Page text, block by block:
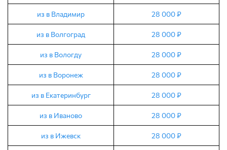
из в Владимир 28 000 ₽
из в Волгоград 28 000 ₽
из в Вологду 28 000 ₽
из в Воронеж 28 000 ₽
из в Екатеринбург 28 000 ₽
из в Иваново 28 000 ₽
из в Ижевск 28 000 ₽